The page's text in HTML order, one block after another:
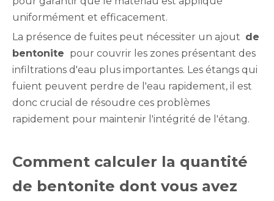
uniformément et efficacement.
La présence de fuites peut nécessiter un ajout de
bentonite pour couvrir les zones présentant des
infiltrations d'eau plus importantes. Les étangs qui
fuient peuvent perdre de l'eau rapidement, il est
donc crucial de résoudre ces problèmes
rapidement pour maintenir l'intégrité de l'étang.
Comment calculer la quantité
de bentonite dont vous avez